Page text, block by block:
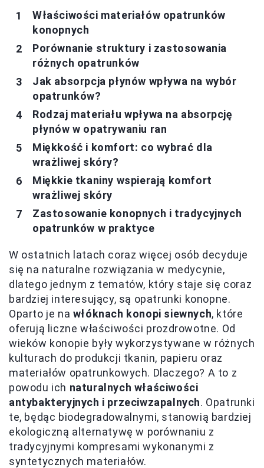
Właściwości materiałów opatrunków
konopnych
Porównanie struktury i zastosowania
różnych opatrunków
Jak absorpcja płynów wpływa na wybór
opatrunków?
Rodzaj materiału wpływa na absorpcję
płynów w opatrywaniu ran
Miękkość i komfort: co wybrać dla
wrażliwej skóry?
Miękkie tkaniny wspierają komfort
wrażliwej skóry
Zastosowanie konopnych i tradycyjnych
opatrunków w praktyce
W ostatnich latach coraz więcej osób decyduje
się na naturalne rozwiązania w medycynie,
dlatego jednym z tematów, który staje się coraz
bardziej interesujący, są opatrunki konopne.
Oparto je na włóknach konopi siewnych, które
oferują liczne właściwości prozdrowotne. Od
wieków konopie były wykorzystywane w różnych
kulturach do produkcji tkanin, papieru oraz
materiałów opatrunkowych. Dlaczego? A to z
powodu ich naturalnych właściwości
antybakteryjnych i przeciwzapalnych. Opatrunki
te, będąc biodegradowalnymi, stanowią bardziej
ekologiczną alternatywę w porównaniu z
tradycyjnymi kompresami wykonanymi z
syntetycznych materiałów.